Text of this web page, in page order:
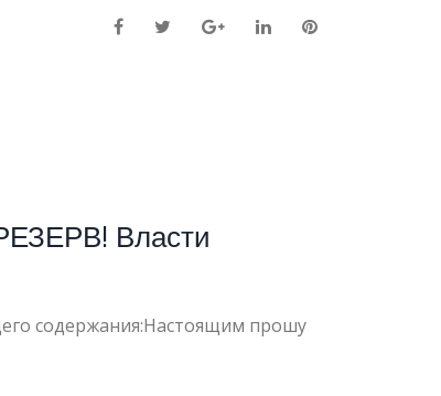
FacebookTwitter Google+LinkedIn
Власти
содержания:Настоящим прошу